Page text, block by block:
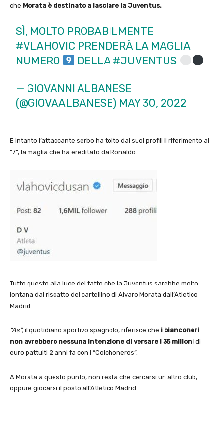
che Morata è destinato a lasciare la Juventus.
SÌ, MOLTO PROBABILMENTE
#VLAHOVIC PRENDERÀ LA MAGLIA
NUMERO
DELLA#JUVENTUS
— GIOVANNI ALBANESE
(@GIOVAALBANESE) MAY 30, 2022
E intanto l’attaccante serbo ha tolto dai suoi profili il riferimento al
“7”, la maglia che ha ereditato da Ronaldo.
Tutto questo alla luce del fatto che la Juventus sarebbe molto
lontana dal riscatto del cartellino di Alvaro Morata dall’Atletico
Madrid.
“As”, il quotidiano sportivo spagnolo, riferisce che i bianconeri
non avrebbero nessuna intenzione di versare i 35 milioni di
euro pattuiti 2 anni fa con i “Colchoneros”.
A Morata a questo punto, non resta che cercarsi un altro club,
oppure giocarsi il posto all’Atletico Madrid.